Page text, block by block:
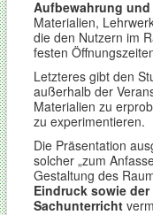
Aufbewahrung
Materialien,
die den Nutzern im
festen
Letzteres gibt den
außerhalb der
Materialien zu
zu experimentieren.
Die Präsentation
solcher „zum
Gestaltung des
Eindruck sowie
Sachunterricht